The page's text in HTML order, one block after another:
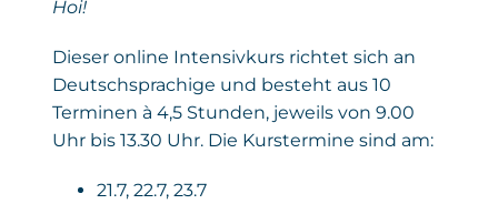
Hoi!
Dieser online Intensivkurs richtet sich an
Deutschsprachige und besteht aus 10
Terminen à 4,5 Stunden, jeweils von 9.00
Uhr bis 13.30 Uhr. Die Kurstermine sind am:
21.7, 22.7, 23.7